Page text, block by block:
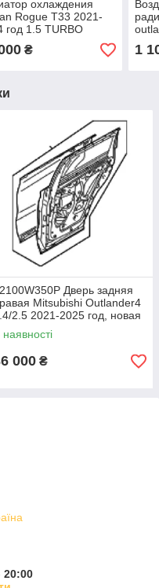
охлаждения
Rogue T33 2021-
год 1.5 TURBO
оригинал в
214106RR0B
₴ 1
Дверь задняя
Мitsubishi Оutlander4
2.5 2021-2025 год, новая
наявності
000 ₴
20:00